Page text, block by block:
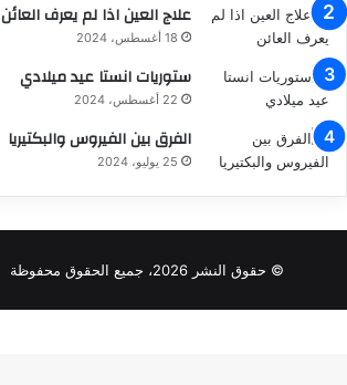
علاج العين اذا لم يعرف العائن
18 أغسطس، 2024
ستوريات انستا عيد ميلادي
22 أغسطس، 2024
الفرق بين الفيروس والبكتيريا
25 يوليو، 2024
© حقوق النشر 2026، جميع الحقوق محفوظة |